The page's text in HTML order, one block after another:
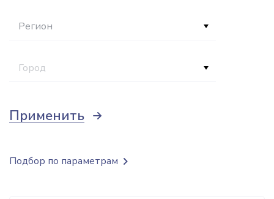
Регион
Город
Применить
Подбор по параметрам